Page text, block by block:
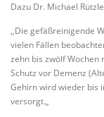
Dazu Dr. Michael
,,Die gefäßreinigende
vielen Fällen
zehn bis zwölf
Schutz vor Demenz
Gehirn wird wieder bis
versorgt.„